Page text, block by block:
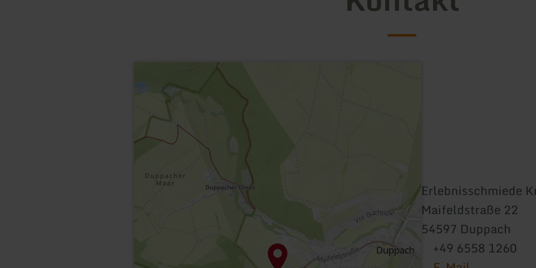
Erlebnisschmiede
Maifeldstraße 22
54597 Duppach
+49 6558 1260